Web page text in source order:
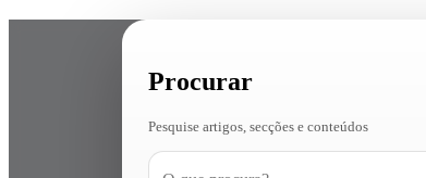
Procurar
Pesquise artigos, secções e conteúdos